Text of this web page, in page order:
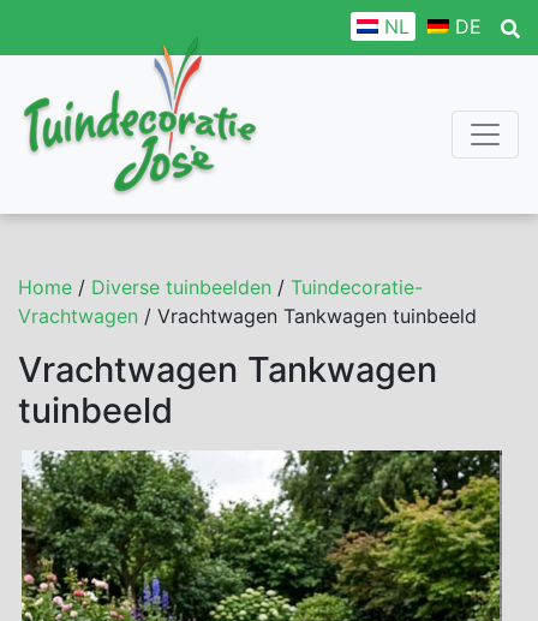
NL DE
Home / Diverse tuinbeelden / Tuindecoratie-
Vrachtwagen / Vrachtwagen Tankwagen tuinbeeld
Vrachtwagen Tankwagen
tuinbeeld